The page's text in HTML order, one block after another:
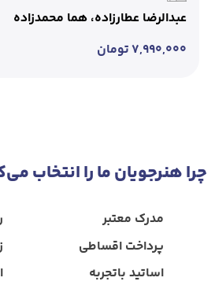
عبدالرضا عطارزاده، هما محمدزاده
۷,۹۹۰,۰۰۰تومان
چرا هنرجویان ‌ما ‌را‌ انتخاب‌
مدرک معتبر
پرداخت ‌اقساطی
اساتید‌ باتجربه